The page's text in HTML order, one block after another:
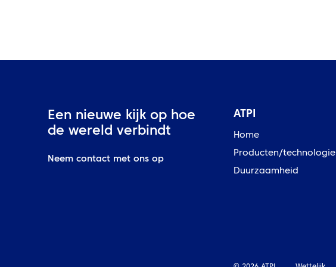
Een nieuwe kijk op hoe
de wereld verbindt
Neem contact met ons op
ATPI
Home
Producten/technologie
Duurzaamheid